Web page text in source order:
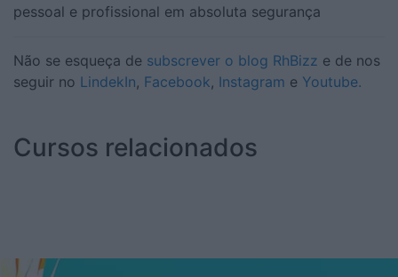
pessoal e profissional em absoluta segurança
Não se esqueça de subscrever o blog RhBizz e de nos
seguir no LindekIn, Facebook, Instagram e Youtube.
Cursos relacionados